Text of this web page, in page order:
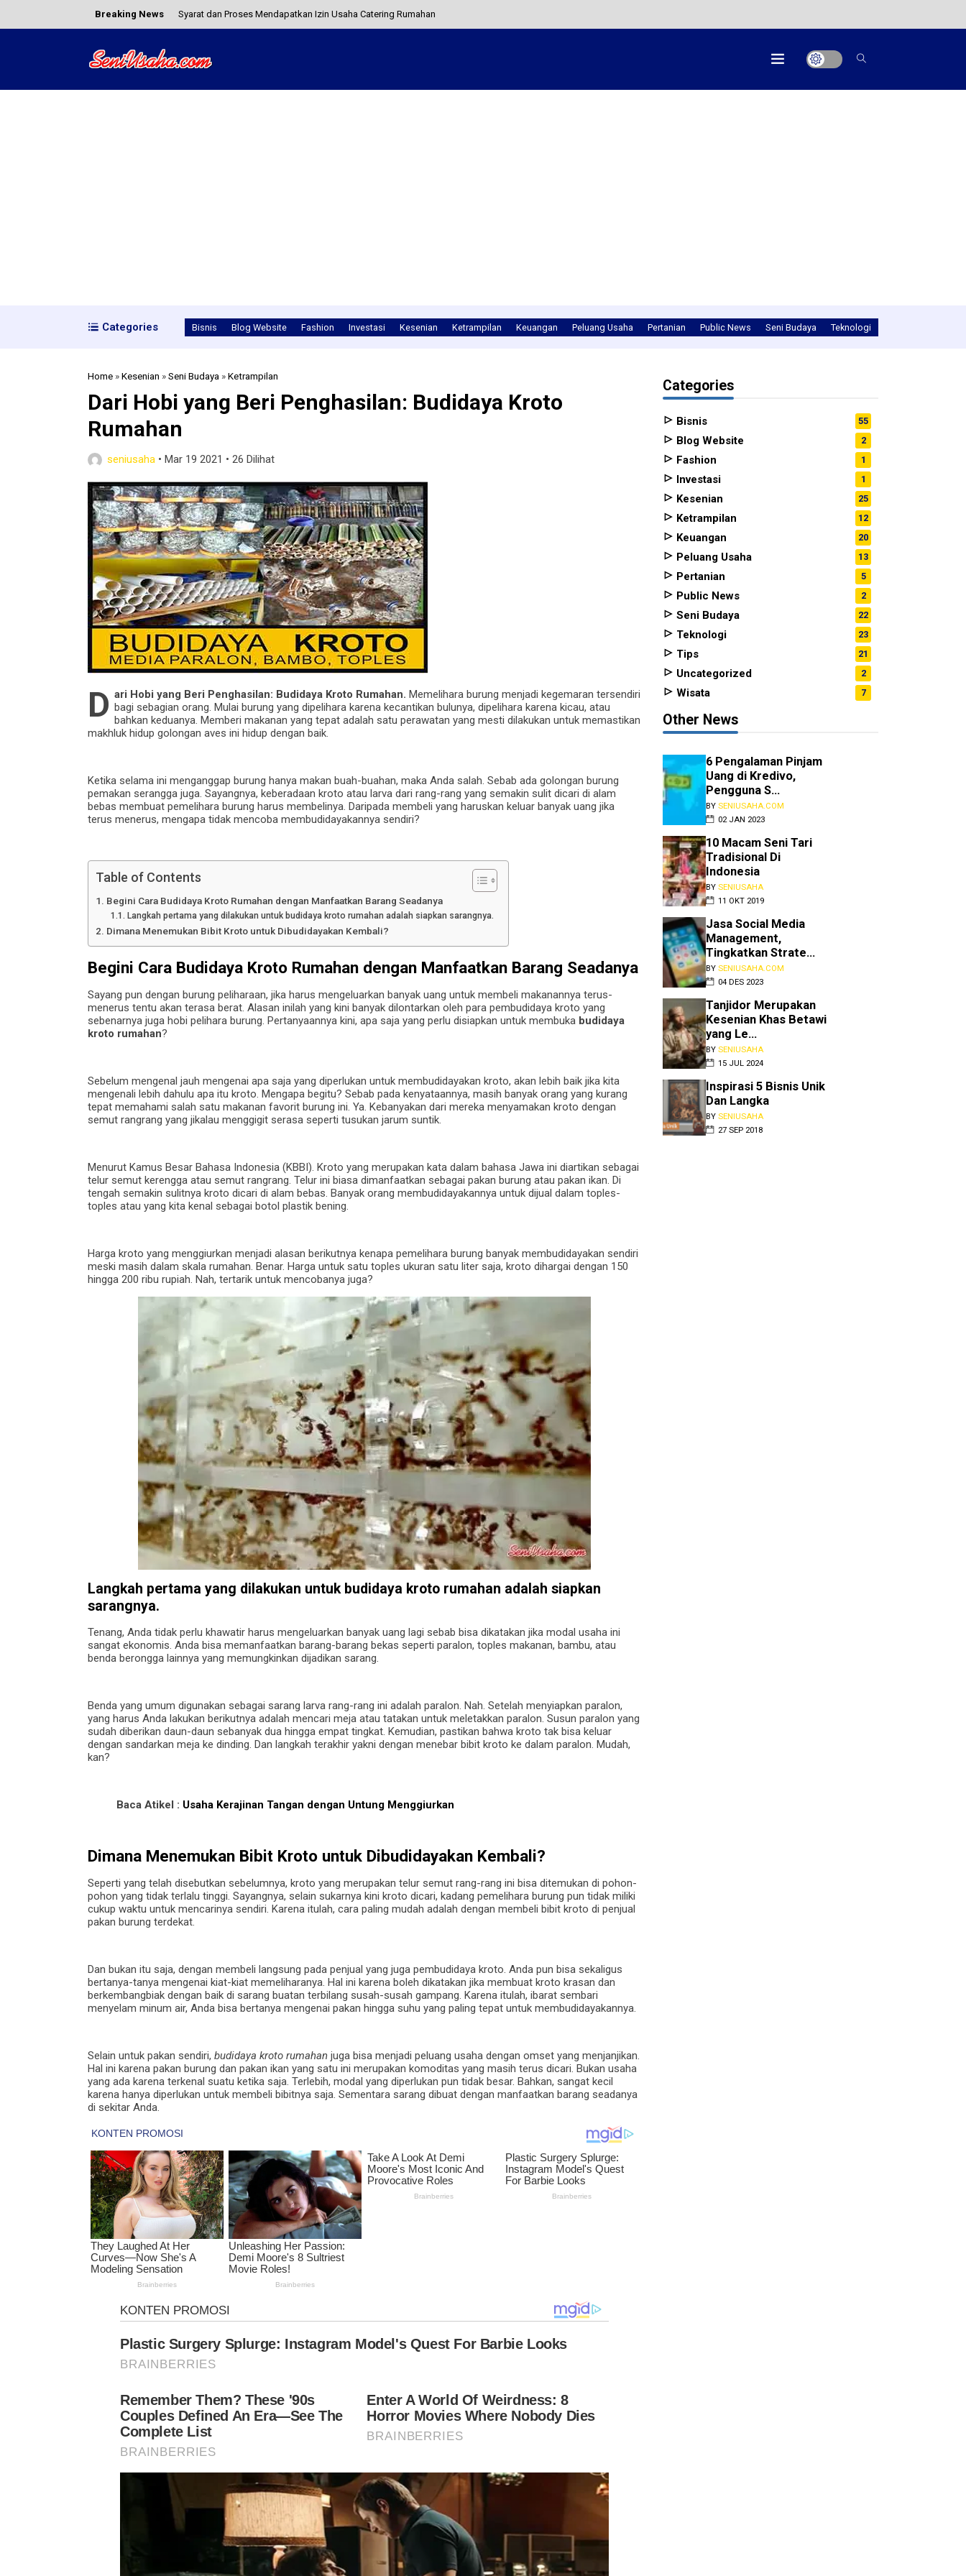
Breaking News Syarat dan Proses Mendapatkan Izin Usaha Catering Rumahan
Tanjidor Merupakan Kesenian Khas Betawi yang Lestari Hingga Sekarang
Categories Bisnis Blog Website Fashion Investasi Kesenian Ketrampilan Keuangan Peluang Usaha Pertanian Public News Seni Budaya Teknologi
Home »Kesenian »Seni Budaya »Ketrampilan
Dari Hobi yang Beri Penghasilan: Budidaya Kroto
Rumahan
seniusaha • Mar 19 2021 • 26 Dilihat
D ari Hobi yang Beri Penghasilan: Budidaya Kroto Rumahan. Memelihara burung menjadi kegemaran tersendiri
bagi sebagian orang. Mulai burung yang dipelihara karena kecantikan bulunya, dipelihara karena kicau, atau
bahkan keduanya. Memberi makanan yang tepat adalah satu perawatan yang mesti dilakukan untuk memastikan
makhluk hidup golongan aves ini hidup dengan baik.
Ketika selama ini menganggap burung hanya makan buah-buahan, maka Anda salah. Sebab ada golongan burung
pemakan serangga juga. Sayangnya, keberadaan kroto atau larva dari rang-rang yang semakin sulit dicari di alam
bebas membuat pemelihara burung harus membelinya. Daripada membeli yang haruskan keluar banyak uang jika
terus menerus, mengapa tidak mencoba membudidayakannya sendiri?
Table of Contents
Begini Cara Budidaya Kroto Rumahan dengan Manfaatkan Barang Seadanya
Langkah pertama yang dilakukan untuk budidaya kroto rumahan adalah siapkan sarangnya.
Dimana Menemukan Bibit Kroto untuk Dibudidayakan Kembali?
Begini Cara Budidaya Kroto Rumahan dengan Manfaatkan Barang Seadanya
Sayang pun dengan burung peliharaan, jika harus mengeluarkan banyak uang untuk membeli makanannya terus-
menerus tentu akan terasa berat. Alasan inilah yang kini banyak dilontarkan oleh para pembudidaya kroto yang
sebenarnya juga hobi pelihara burung. Pertanyaannya kini, apa saja yang perlu disiapkan untuk membuka budidaya
kroto rumahan?
Sebelum mengenal jauh mengenai apa saja yang diperlukan untuk membudidayakan kroto, akan lebih baik jika kita
mengenali lebih dahulu apa itu kroto. Mengapa begitu? Sebab pada kenyataannya, masih banyak orang yang kurang
tepat memahami salah satu makanan favorit burung ini. Ya. Kebanyakan dari mereka menyamakan kroto dengan
semut rangrang yang jikalau menggigit serasa seperti tusukan jarum suntik.
Menurut Kamus Besar Bahasa Indonesia (KBBI). Kroto yang merupakan kata dalam bahasa Jawa ini diartikan sebagai
telur semut kerengga atau semut rangrang. Telur ini biasa dimanfaatkan sebagai pakan burung atau pakan ikan. Di
tengah semakin sulitnya kroto dicari di alam bebas. Banyak orang membudidayakannya untuk dijual dalam toples-
toples atau yang kita kenal sebagai botol plastik bening.
Harga kroto yang menggiurkan menjadi alasan berikutnya kenapa pemelihara burung banyak membudidayakan sendiri
meski masih dalam skala rumahan. Benar. Harga untuk satu toples ukuran satu liter saja, kroto dihargai dengan 150
hingga 200 ribu rupiah. Nah, tertarik untuk mencobanya juga?
Langkah pertama yang dilakukan untuk budidaya kroto rumahan adalah siapkan
sarangnya.
Tenang, Anda tidak perlu khawatir harus mengeluarkan banyak uang lagi sebab bisa dikatakan jika modal usaha ini
sangat ekonomis. Anda bisa memanfaatkan barang-barang bekas seperti paralon, toples makanan, bambu, atau
benda berongga lainnya yang memungkinkan dijadikan sarang.
Benda yang umum digunakan sebagai sarang larva rang-rang ini adalah paralon. Nah. Setelah menyiapkan paralon,
yang harus Anda lakukan berikutnya adalah mencari meja atau tatakan untuk meletakkan paralon. Susun paralon yang
sudah diberikan daun-daun sebanyak dua hingga empat tingkat. Kemudian, pastikan bahwa kroto tak bisa keluar
dengan sandarkan meja ke dinding. Dan langkah terakhir yakni dengan menebar bibit kroto ke dalam paralon. Mudah,
kan?
Baca Atikel : Usaha Kerajinan Tangan dengan Untung Menggiurkan
Dimana Menemukan Bibit Kroto untuk Dibudidayakan Kembali?
Seperti yang telah disebutkan sebelumnya, kroto yang merupakan telur semut rang-rang ini bisa ditemukan di pohon-
pohon yang tidak terlalu tinggi. Sayangnya, selain sukarnya kini kroto dicari, kadang pemelihara burung pun tidak miliki
cukup waktu untuk mencarinya sendiri. Karena itulah, cara paling mudah adalah dengan membeli bibit kroto di penjual
pakan burung terdekat.
Dan bukan itu saja, dengan membeli langsung pada penjual yang juga pembudidaya kroto. Anda pun bisa sekaligus
bertanya-tanya mengenai kiat-kiat memeliharanya. Hal ini karena boleh dikatakan jika membuat kroto krasan dan
berkembangbiak dengan baik di sarang buatan terbilang susah-susah gampang. Karena itulah, ibarat sembari
menyelam minum air, Anda bisa bertanya mengenai pakan hingga suhu yang paling tepat untuk membudidayakannya.
Selain untuk pakan sendiri, budidaya kroto rumahan juga bisa menjadi peluang usaha dengan omset yang menjanjikan.
Hal ini karena pakan burung dan pakan ikan yang satu ini merupakan komoditas yang masih terus dicari. Bukan usaha
yang ada karena terkenal suatu ketika saja. Terlebih, modal yang diperlukan pun tidak besar. Bahkan, sangat kecil
karena hanya diperlukan untuk membeli bibitnya saja. Sementara sarang dibuat dengan manfaatkan barang seadanya
di sekitar Anda.
Categories
Bisnis 55
Blog Website 2
Fashion 1
Investasi 1
Kesenian 25
Ketrampilan 12
Keuangan 20
Peluang Usaha 13
Pertanian 5
Public News 2
Seni Budaya 22
Teknologi 23
Tips 21
Uncategorized 2
Wisata 7
Other News
6 Pengalaman Pinjam
Uang di Kredivo,
Pengguna S...
BY SENIUSAHA.COM
02 JAN 2023
10 Macam Seni Tari
Tradisional Di
Indonesia
BY SENIUSAHA
11 OKT 2019
Jasa Social Media
Management,
Tingkatkan Strate...
BY SENIUSAHA.COM
04 DES 2023
Tanjidor Merupakan
Kesenian Khas Betawi
yang Le...
BY SENIUSAHA
15 JUL 2024
Inspirasi 5 Bisnis Unik
Dan Langka
BY SENIUSAHA
27 SEP 2018